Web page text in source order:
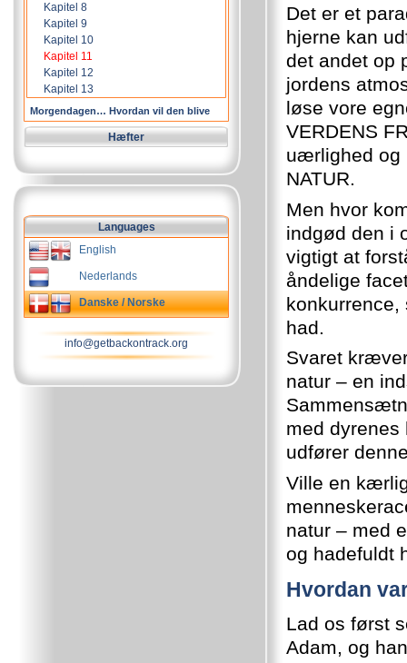
Det er et
hjerne kan
det andet op
jordens
løse vore
VERDENS
uærlighed og
NATUR.
Men hvor
indgød den i
vigtigt at
åndelige
konkurrence,
had.
Svaret
natur – en
med dyrenes
udfører
Ville en
natur – med
og hadefuldt
Hvordan
Lad os først
Adam, og
Kapitel 8
Kapitel 9
Kapitel 10
Kapitel 11
Kapitel 12
Kapitel 13
Morgendagen… Hvordan vil den blive
Hæfter
Languages
English
Nederlands
Danske / Norske
info@getbackontrack.org